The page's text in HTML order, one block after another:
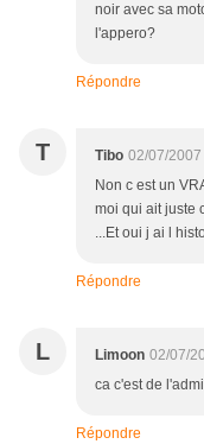
noir avec sa
l'appero?
Répondre
T Tibo 02/07/2007
Non c est un
moi qui ait juste
...Et oui j ai l
Répondre
L Limoon 02/07/
ca c'est de
Répondre